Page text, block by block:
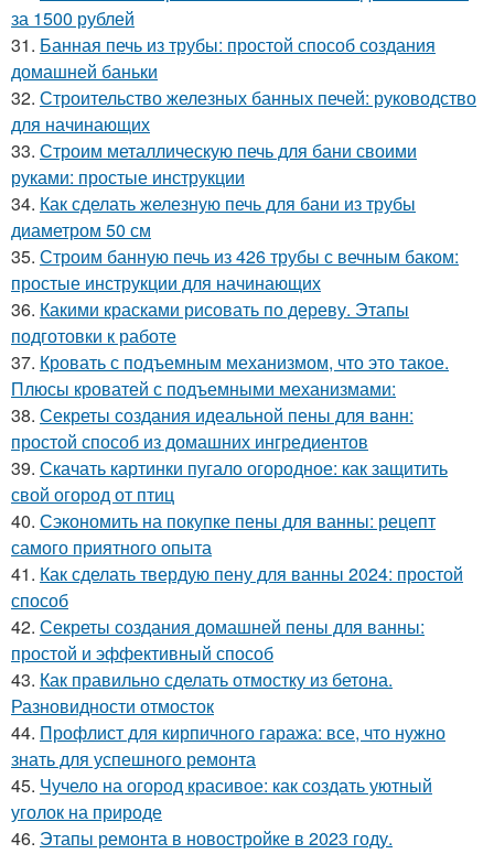
за 1500 рублей
31. Банная печь из трубы: простой способ создания
домашней баньки
32. Строительство железных банных печей: руководство
для начинающих
33. Строим металлическую печь для бани своими
руками: простые инструкции
34. Как сделать железную печь для бани из трубы
диаметром 50 см
35. Строим банную печь из 426 трубы с вечным баком:
простые инструкции для начинающих
36. Какими красками рисовать по дереву. Этапы
подготовки к работе
37. Кровать с подъемным механизмом, что это такое.
Плюсы кроватей с подъемными механизмами:
38. Секреты создания идеальной пены для ванн:
простой способ из домашних ингредиентов
39. Скачать картинки пугало огородное: как защитить
свой огород от птиц
40. Сэкономить на покупке пены для ванны: рецепт
самого приятного опыта
41. Как сделать твердую пену для ванны 2024: простой
способ
42. Секреты создания домашней пены для ванны:
простой и эффективный способ
43. Как правильно сделать отмостку из бетона.
Разновидности отмосток
44. Профлист для кирпичного гаража: все, что нужно
знать для успешного ремонта
45. Чучело на огород красивое: как создать уютный
уголок на природе
46. Этапы ремонта в новостройке в 2023 году.